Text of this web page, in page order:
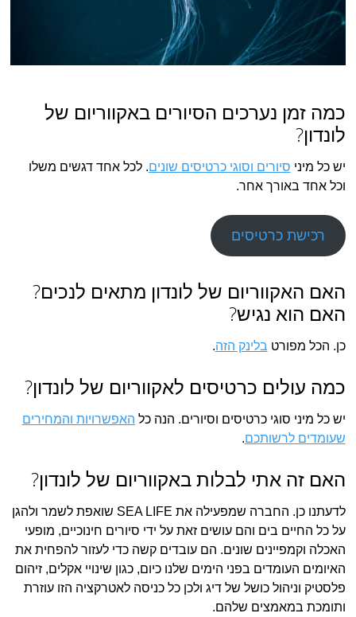
כמה זמן נערכים הסיורים באקווריום של
לונדון?
יש כל מיני סיורים וסוגי כרטיסים שונים. לכל אחד דגשים משלו
וכל אחד באורך אחר.
רכישת כרטיסים
האם האקווריום של לונדון מתאים לנכים?
האם הוא נגיש?
כן. הכל מפורט בלינק הזה.
כמה עולים כרטיסים לאקווריום של לונדון?
יש כל מיני סוגי כרטיסים וסיורים. הנה כל האפשרויות והמחירים
שעומדים לרשותכם.
האם זה אתי לבלות באקווריום של לונדון?
לדעתנו כן. החברה שמפעילה את SEA LIFE שואפת לשמר ולהגן
על כל החיים בים והם עושים זאת על ידי סיורים חינוכיים, מופעי
האכלה וקמפיינים שונים. הם עובדים קשה כדי לעזור להפחית את
האיומים העומדים בפני הימים שלנו כיום, כגון שינויי אקלים, זיהום
פלסטיק וניהול כושל של דיג ולכן כל כניסה לאטרקציה הזו עוזרת
ותומכת במאמצים שלהם.